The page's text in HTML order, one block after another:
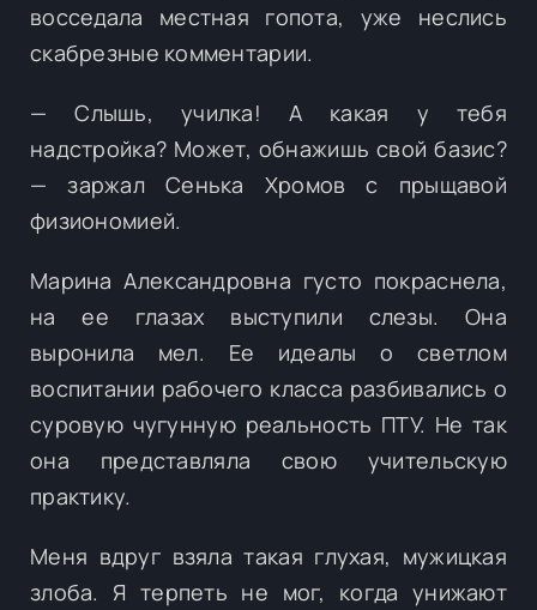
восседала местная гопота, уже неслись
скабрезные комментарии.
— Слышь, училка! А какая у тебя
надстройка? Может, обнажишь свой базис?
— заржал Сенька Хромов с прыщавой
физиономией.
Марина Александровна густо покраснела,
на ее глазах выступили слезы. Она
выронила мел. Ее идеалы о светлом
воспитании рабочего класса разбивались о
суровую чугунную реальность ПТУ. Не так
она представляла свою учительскую
практику.
Меня вдруг взяла такая глухая, мужицкая
злоба. Я терпеть не мог, когда унижают